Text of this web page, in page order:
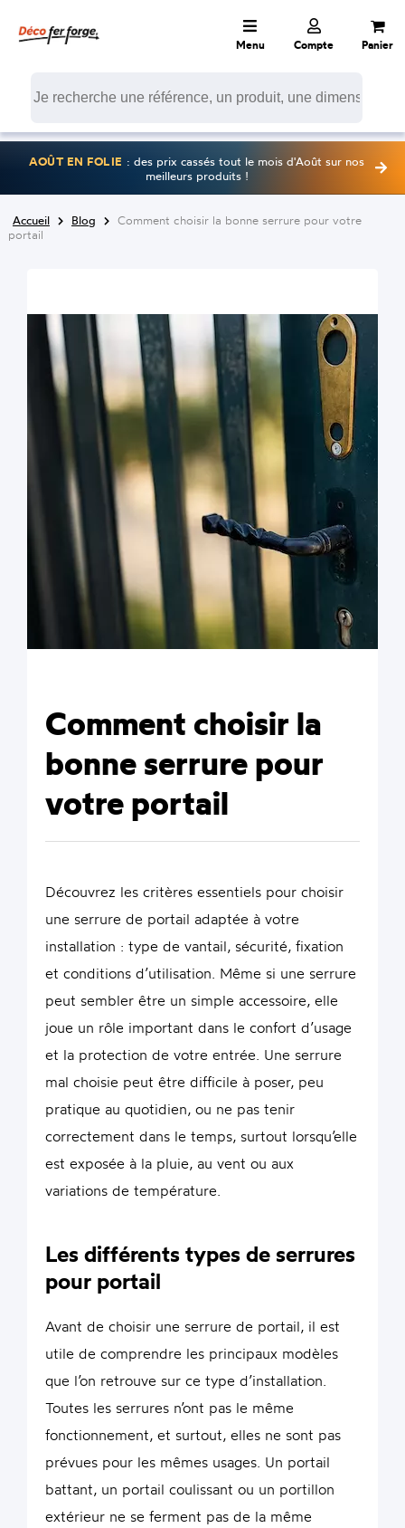
Menu Compte Panier
AOÛT EN FOLIE : des prix cassés tout le mois d'Août sur nos
meilleurs produits !
Accueil Blog
Comment choisir la bonne serrure pour votre
portail
Comment choisir la
bonne serrure pour
votre portail
Découvrez les critères essentiels pour choisir
une serrure de portail adaptée à votre
installation : type de vantail, sécurité, fixation
et conditions d’utilisation. Même si une serrure
peut sembler être un simple accessoire, elle
joue un rôle important dans le confort d’usage
et la protection de votre entrée. Une serrure
mal choisie peut être difficile à poser, peu
pratique au quotidien, ou ne pas tenir
correctement dans le temps, surtout lorsqu’elle
est exposée à la pluie, au vent ou aux
variations de température.
Les différents types de serrures
pour portail
Avant de choisir une serrure de portail, il est
utile de comprendre les principaux modèles
que l’on retrouve sur ce type d’installation.
Toutes les serrures n’ont pas le même
fonctionnement, et surtout, elles ne sont pas
prévues pour les mêmes usages. Un portail
battant, un portail coulissant ou un portillon
extérieur ne se ferment pas de la même